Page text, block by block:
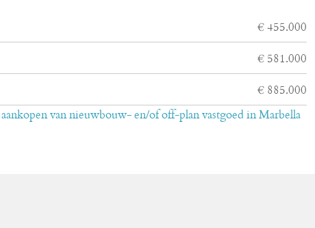
€ 455.000
€ 581.000
€ 885.000
van nieuwbouw- en/of off-plan vastgoed in Marbella